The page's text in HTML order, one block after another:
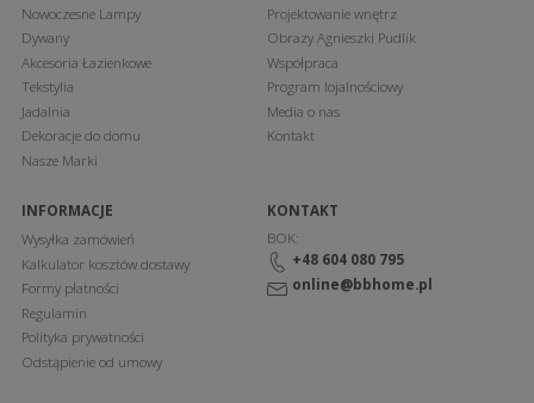
Nowoczesne Lampy
Dywany
Akcesoria Łazienkowe
Tekstylia
Jadalnia
Dekoracje do domu
Nasze Marki
Projektowanie wnętrz
Obrazy Agnieszki Pudlik
Współpraca
Program lojalnościowy
Media o nas
Kontakt
INFORMACJE
Wysyłka zamówień
Kalkulator kosztów dostawy
Formy płatności
Regulamin
Polityka prywatności
Odstąpienie od umowy
KONTAKT
BOK:
+48 604 080 795
online@bbhome.pl